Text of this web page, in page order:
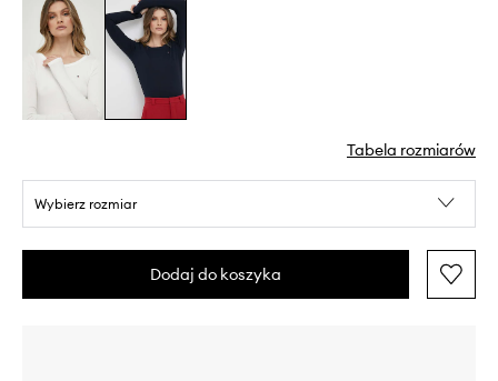
Tabela rozmiarów
Wybierz rozmiar
Dodaj do koszyka